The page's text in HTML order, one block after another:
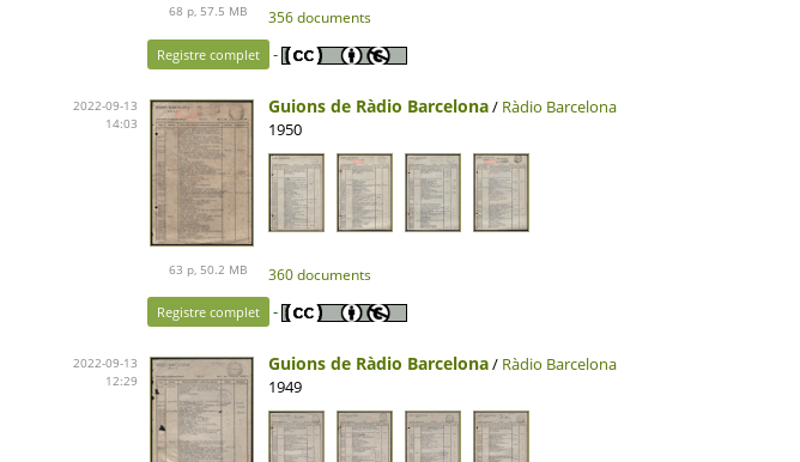
68 p, 57.5 MB 356 documents
Registre complet -
2022-09-13
14:03
63 p, 50.2 MB
Guions de Ràdio Barcelona/ Ràdio Barcelona
1950
360 documents
Registre complet -
2022-09-13
12:29
Guions de Ràdio Barcelona/ Ràdio Barcelona
1949